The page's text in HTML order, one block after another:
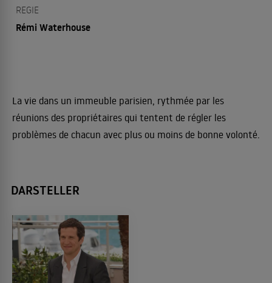
REGIE
Rémi Waterhouse
La vie dans un immeuble parisien, rythmée par les
réunions des propriétaires qui tentent de régler les
problèmes de chacun avec plus ou moins de bonne volonté.
DARSTELLER